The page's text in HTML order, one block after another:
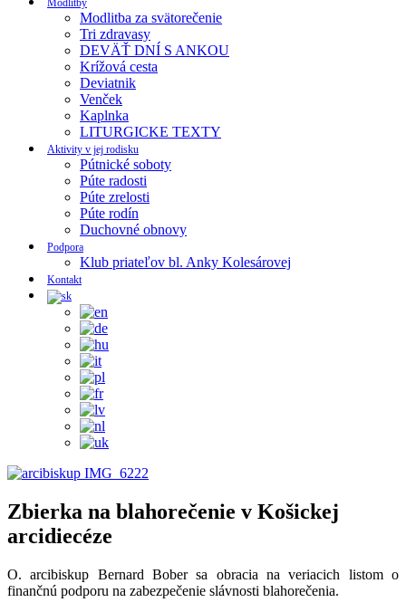
Modlitby
Modlitba za svätorečenie
Tri zdravasy
DEVÄŤ DNÍ S ANKOU
Krížová cesta
Deviatnik
Venček
Kaplnka
LITURGICKE TEXTY
Aktivity v jej rodisku
Pútnické soboty
Púte radosti
Púte zrelosti
Púte rodín
Duchovné obnovy
Podpora
Klub priateľov bl. Anky Kolesárovej
Kontakt
Zbierka na blahorečenie v Košickej
arcidiecéze
O. arcibiskup Bernard Bober sa obracia na veriacich listom o
finančnú podporu na zabezpečenie slávnosti blahorečenia.